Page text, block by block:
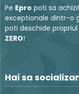
Pe Epro poti sa
exceptionale dintr-o
poti deschide
ZERO!
Hai sa